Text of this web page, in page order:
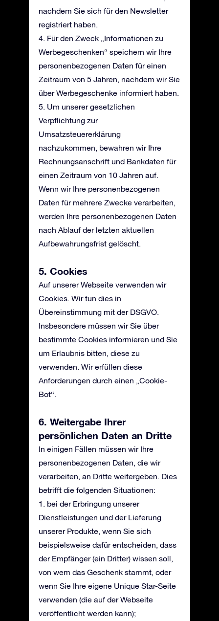
nachdem Sie sich für den Newsletter
registriert haben.
4. Für den Zweck „Informationen zu
Werbegeschenken“ speichern wir Ihre
personenbezogenen Daten für einen
Zeitraum von 5 Jahren, nachdem wir Sie
über Werbegeschenke informiert haben.
5. Um unserer gesetzlichen
Verpflichtung zur
Umsatzsteuererklärung
nachzukommen, bewahren wir Ihre
Rechnungsanschrift und Bankdaten für
einen Zeitraum von 10 Jahren auf.
Wenn wir Ihre personenbezogenen
Daten für mehrere Zwecke verarbeiten,
werden Ihre personenbezogenen Daten
nach Ablauf der letzten aktuellen
Aufbewahrungsfrist gelöscht.
5. Cookies
Auf unserer Webseite verwenden wir
Cookies. Wir tun dies in
Übereinstimmung mit der DSGVO.
Insbesondere müssen wir Sie über
bestimmte Cookies informieren und Sie
um Erlaubnis bitten, diese zu
verwenden. Wir erfüllen diese
Anforderungen durch einen „Cookie-
Bot“.
6. Weitergabe Ihrer
persönlichen Daten an Dritte
In einigen Fällen müssen wir Ihre
personenbezogenen Daten, die wir
verarbeiten, an Dritte weitergeben. Dies
betrifft die folgenden Situationen:
1. bei der Erbringung unserer
Dienstleistungen und der Lieferung
unserer Produkte, wenn Sie sich
beispielsweise dafür entscheiden, dass
der Empfänger (ein Dritter) wissen soll,
von wem das Geschenk stammt, oder
wenn Sie Ihre eigene Unique Star-Seite
verwenden (die auf der Webseite
veröffentlicht werden kann);